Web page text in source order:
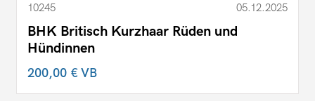
10245 05.12.2025
BHK Britisch Kurzhaar Rüden und
Hündinnen
200,00 €VB